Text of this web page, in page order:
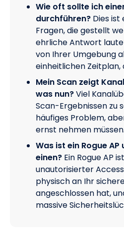
Wie oft sollte ich
durchführen? Dies
Fragen, die gestellt
ehrliche Antwort
von Ihrer Umgebung
einheitlichen Zeitplan,
Mein Scan zeigt
was nun?Viel
Scan-Ergebnissen zu
häufiges Problem,
ernst nehmen müssen.
Was ist ein Rogue
einen? Ein Rogue AP
unautorisierter
physisch an Ihr
angeschlossen hat,
massive